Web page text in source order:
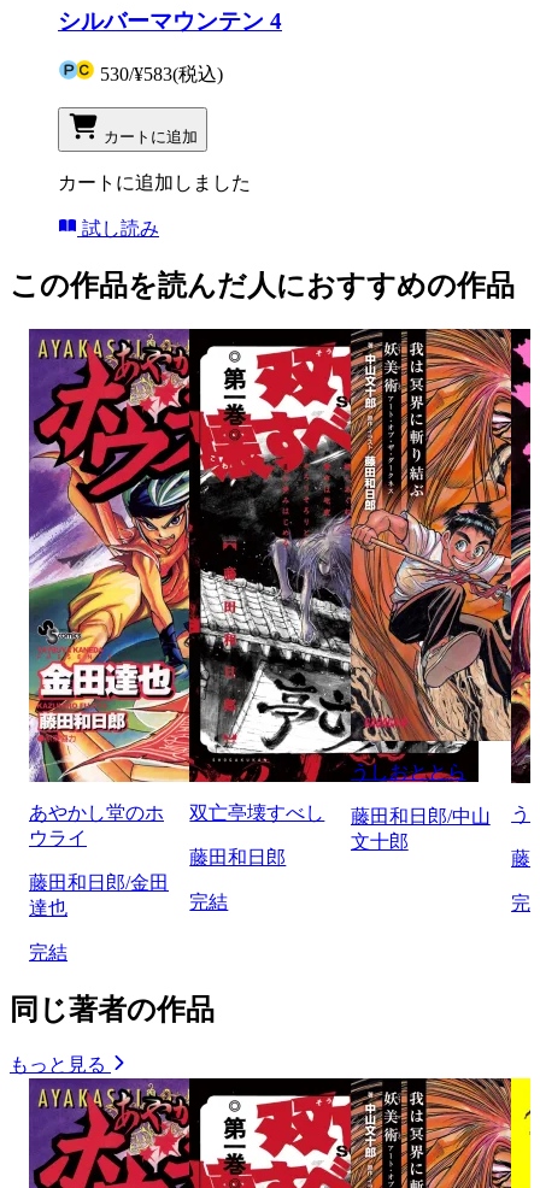
シルバーマウンテン 4
530/¥583(税込)
カートに追加
カートに追加しました
試し読み
この作品を読んだ人におすすめの作品
あやかし堂のホ
ウライ
藤田和日郎/金田
達也
完結
双亡亭壊すべし
藤田和日郎
完結
うしおととら
藤田和日郎/中山
文十郎
う
藤
完
同じ著者の作品
もっと見る